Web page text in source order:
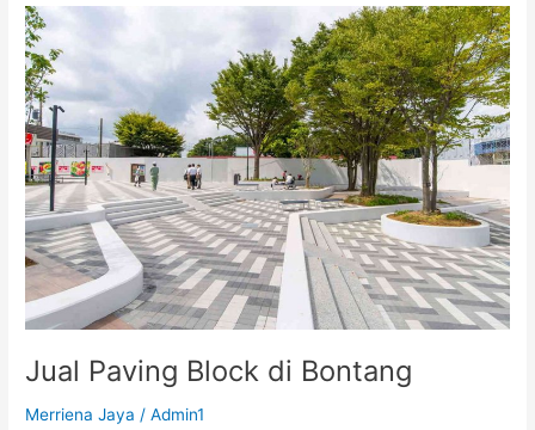
Jual Paving Block di Bontang
Merriena Jaya /Admin1
Jual
di
Bontang